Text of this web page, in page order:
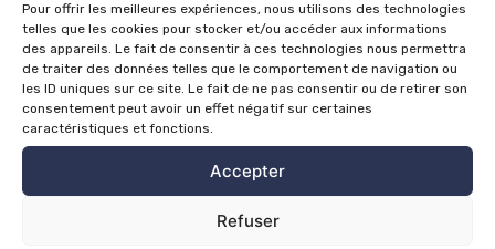
Pour offrir les meilleures expériences, nous utilisons des technologies
telles que les cookies pour stocker et/ou accéder aux informations
des appareils. Le fait de consentir à ces technologies nous permettra
de traiter des données telles que le comportement de navigation ou
les ID uniques sur ce site. Le fait de ne pas consentir ou de retirer son
consentement peut avoir un effet négatif sur certaines
caractéristiques et fonctions.
Accepter
Refuser
Lire la suite
Besoin d'un